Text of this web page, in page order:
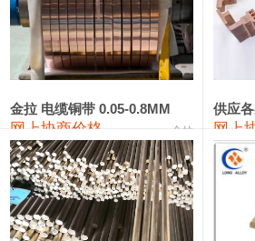
无氧铜丝(硬) 109,710—110,010
R410A专用紫铜管 113,700—113,700
铸造铝合金锭(A380） 26,300—26,500
铝合金ADC12 24,200—24,400
铸造铝合金锭(ZL102) 24,300—24,500
金拉 电缆铜带 0.05-0.8MM
网上协商价格 金拉
供应
网上